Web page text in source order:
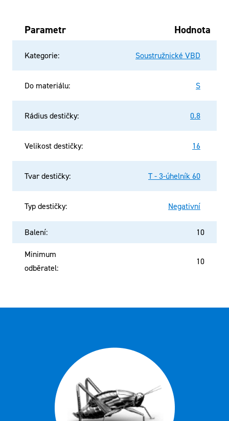
Parametr Hodnota
Kategorie: Soustružnické VBD
Do materiálu: S
Rádius destičky: 0.8
Velikost destičky: 16
Tvar destičky: T - 3-úhelník 60
Typ destičky: Negativní
Balení: 10
Minimum
odběratel:
10